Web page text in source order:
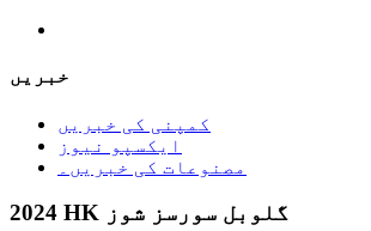
خبریں
کمپنی کی خبریں
ایکسپو نیوز
مصنوعات کی خبریں۔
2024 HK گلوبل سورسز شوز